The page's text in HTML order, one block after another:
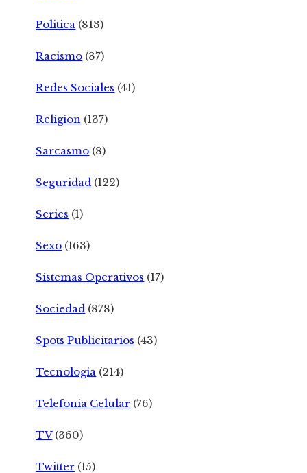
Politica (813)
Racismo (37)
Redes Sociales (41)
Religion (137)
Sarcasmo (8)
Seguridad (122)
Series (1)
Sexo (163)
Sistemas Operativos (17)
Sociedad (878)
Spots Publicitarios (43)
Tecnologia (214)
Telefonia Celular (76)
TV(360)
Twitter (15)